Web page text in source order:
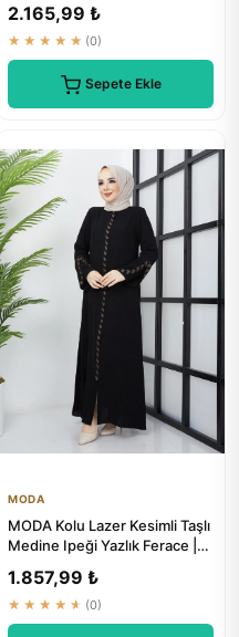
2.165,99 ₺
★★★★★ (0)
Sepete Ekle
MODA
MODA Kolu Lazer Kesimli Taşlı
Medine Ipeği Yazlık Ferace |
1.857,99 ₺
★★★★★ (0)